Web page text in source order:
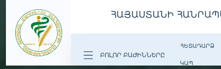
ՀԱՅԱՍՏԱՆԻ
ԲՈԼՈՐ ԲԱԺԻՆՆԵՐԸ
ՀԵՏԱԴԱՐՁ
ԿԱՊ